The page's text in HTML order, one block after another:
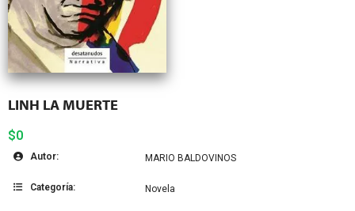
LINH LA MUERTE
$0
Autor: MARIO BALDOVINOS
Categoría: Novela